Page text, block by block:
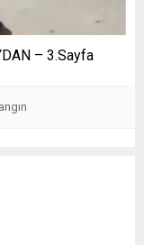
– 3.Sayfa